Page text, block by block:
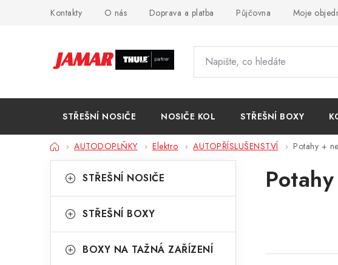
Kontakty O nás Doprava a platba Půjčovna Moje
STŘEŠNÍ NOSIČE NOSIČE KOL STŘEŠNÍ BOXY
DomůAUTODOPLŇKY Elektro AUTOPŘÍSLUŠENSTVÍ Potahy +
o
t
kategorie
a
e
STŘEŠNÍ NOSIČE
STŘEŠNÍ BOXY
BOXY NA TAŽNÁ ZAŘÍZENÍ